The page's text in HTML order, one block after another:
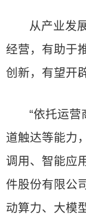
从产业发
经营，有助于
创新，有望开
“依托运
道触达等能力
调用、智能应
件股份有限公
动算力、大模